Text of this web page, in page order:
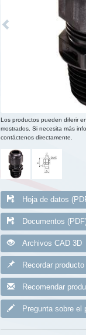
Previous
Los productos pueden diferir
mostrados. Si necesita más
contáctenos directamente.
Hoja de datos
Documentos
Archivos CAD 3D
Recordar producto
Recomendar
Pregunta sobre el